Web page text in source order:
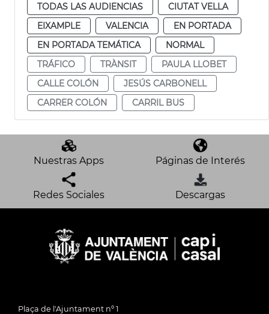
TODAS LAS AUDIENCIAS
CIUTAT VELLA
EIXAMPLE
VALENCIA
EN PORTADA
EN PORTADA TEMÁTICA
NORMAL
TRÁFICO
TRÀNSIT
PAULA LLOBET
CALLE COLÓN
JESÚS CARBONELL
CARRER COLÓN
CARRIL BUS
Nuestras Apps Páginas de Interés
Redes Sociales Descargas
Plaça de l'Ajuntament nº 1